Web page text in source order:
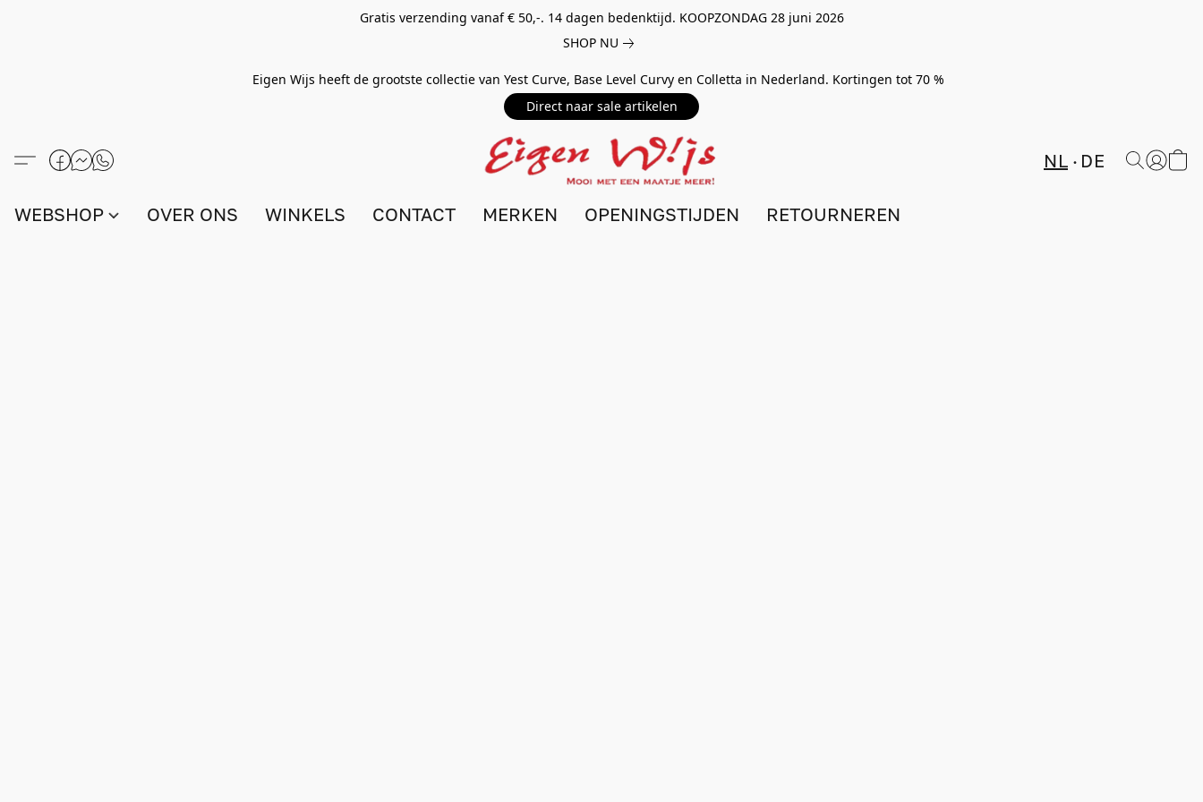
Gratis verzending vanaf € 50,-. 14 dagen bedenktijd. KOOPZONDAG 28 juni 2026
SHOP NU
Eigen Wijs heeft de grootste collectie van Yest Curve, Base Level Curvy en Colletta in Nederland. Kortingen tot 70 %
Direct naar sale artikelen
NL DE
WEBSHOP OVER ONS WINKELS CONTACT MERKEN OPENINGSTIJDEN RETOURNEREN